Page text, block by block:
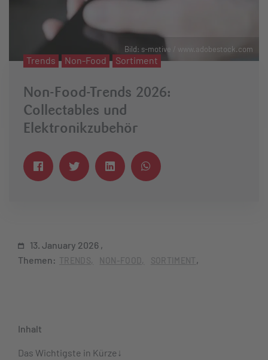
Bild: s-motive / www.adobestock.com
Trends Non-Food Sortiment
Non-Food-Trends 2026:
Collectables und
Elektronikzubehör
13. January 2026
Themen: TRENDS NON-FOOD SORTIMENT
Inhalt
Das Wichtigste in Kürze